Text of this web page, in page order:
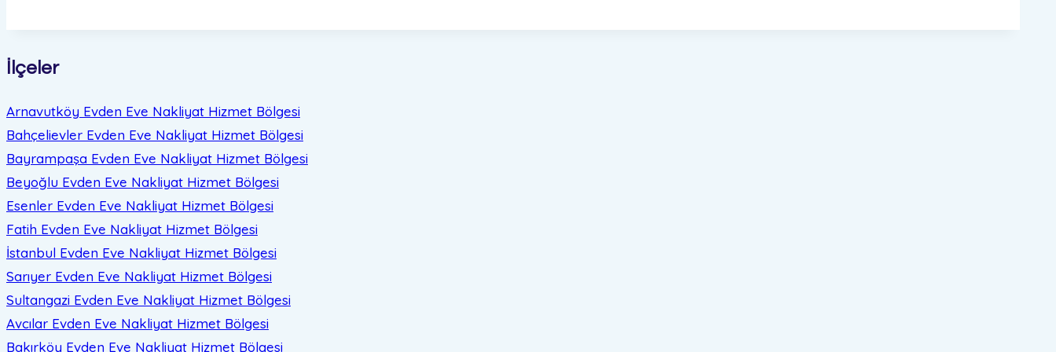
İlçeler
Arnavutköy Evden Eve Nakliyat Hizmet Bölgesi
Bahçelievler Evden Eve Nakliyat Hizmet Bölgesi
Bayrampaşa Evden Eve Nakliyat Hizmet Bölgesi
Beyoğlu Evden Eve Nakliyat Hizmet Bölgesi
Esenler Evden Eve Nakliyat Hizmet Bölgesi
Fatih Evden Eve Nakliyat Hizmet Bölgesi
İstanbul Evden Eve Nakliyat Hizmet Bölgesi
Sarıyer Evden Eve Nakliyat Hizmet Bölgesi
Sultangazi Evden Eve Nakliyat Hizmet Bölgesi
Avcılar Evden Eve Nakliyat Hizmet Bölgesi
Bakırköy Evden Eve Nakliyat Hizmet Bölgesi